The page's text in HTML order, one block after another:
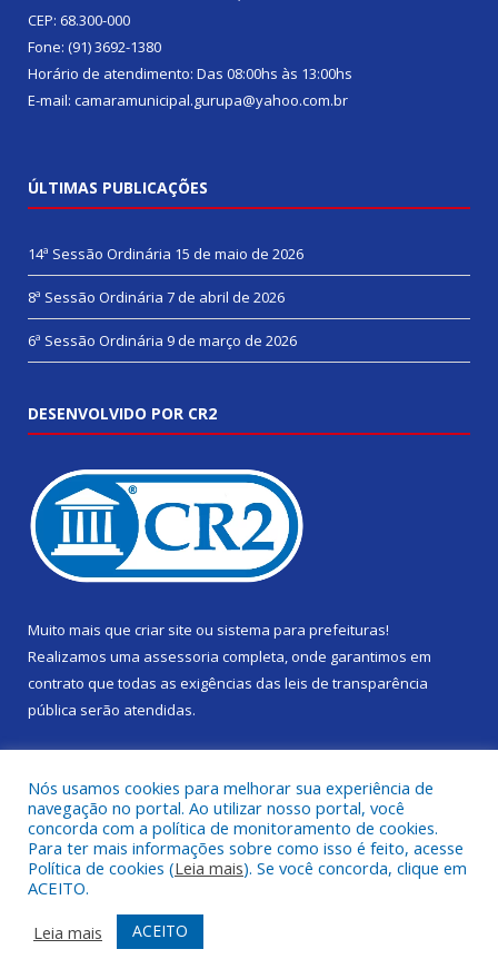
CEP: 68.300-000
Fone: (91) 3692-1380
Horário de atendimento: Das 08:00hs às 13:00hs
E-mail: camaramunicipal.gurupa@yahoo.com.br
ÚLTIMAS PUBLICAÇÕES
14ª Sessão Ordinária 15 de maio de 2026
8ª Sessão Ordinária 7 de abril de 2026
6ª Sessão Ordinária 9 de março de 2026
DESENVOLVIDO POR CR2
Muito mais que criar site ou sistema para prefeituras!
Realizamos uma assessoria completa, onde garantimos em
contrato que todas as exigências das leis de transparência
pública serão atendidas.
Todos os direitos reservados a Câmara Municipal de Gurupá.
Mapa do Site
Acessar Área Administrativa
Acessar Webmail
Nós usamos cookies para melhorar sua experiência de
navegação no portal. Ao utilizar nosso portal, você
concorda com a política de monitoramento de cookies.
Para ter mais informações sobre como isso é feito, acesse
Política de cookies (Leia mais). Se você concorda, clique em
ACEITO.
Leia mais
ACEITO